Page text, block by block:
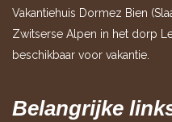
Vakantiehuis Dormez Bien
Zwitserse Alpen in het dorp
beschikbaar voor vakantie.
Belangrijke